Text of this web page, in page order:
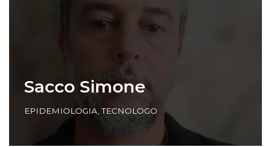
Sacco Simone
EPIDEMIOLOGIA,TECNOLOGO